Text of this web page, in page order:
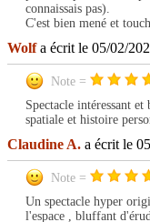
connaissais pas).
C'est bien mené et
Wolfa écrit le 05/02/
Note =
Spectacle intéressant
spatiale et histoire
Claudine A. a écrit le
Note =
Un spectacle hyper
l'espace , bluffant